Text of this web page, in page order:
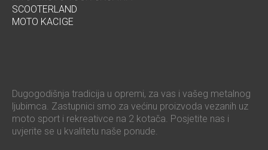
SCOOTERLAND
MOTO KACIGE
Dugogodišnja tradicija u opremi, za vas i vašeg metalnog
ljubimca. Zastupnici smo za većinu proizvoda vezanih uz
moto sport i rekreativce na 2 kotača. Posjetite nas i
uvjerite se u kvalitetu naše ponude.